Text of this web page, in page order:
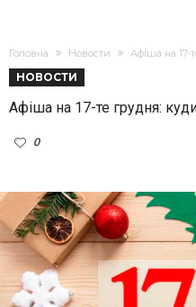
Головна Новости Афіша на 17-
НОВОСТИ
Афіша на 17-те грудня:
0